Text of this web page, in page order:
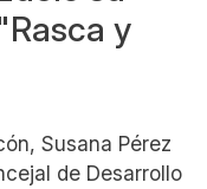
y
Susana Pérez
de Desarrollo